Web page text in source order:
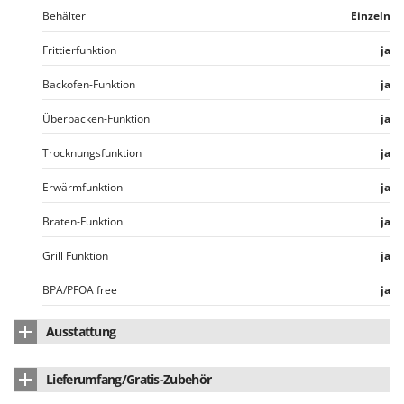
Rato
Reber
Redback
Resto Italia
Ribimex
Ripartrak
Ritter
River Systems
Robomow
Rossofuoco
Royal Food
Ryobi
S
S.T.P.
Behälter Einzeln
Frittierfunktion ja
Backofen-Funktion ja
Überbacken-Funktion ja
Trocknungsfunktion ja
Erwärmfunktion ja
Braten-Funktion ja
Grill Funktion ja
BPA/PFOA free ja
Ausstattung
Mit Fenster
Lieferumfang/Gratis-Zubehör